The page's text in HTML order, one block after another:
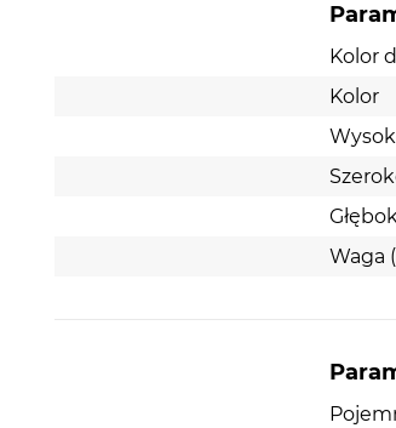
minimalizuje ryzyko uchylenia
Kolor
Kolor
Waga